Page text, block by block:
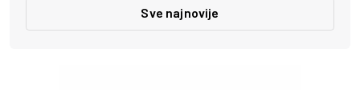
Sve najnovije